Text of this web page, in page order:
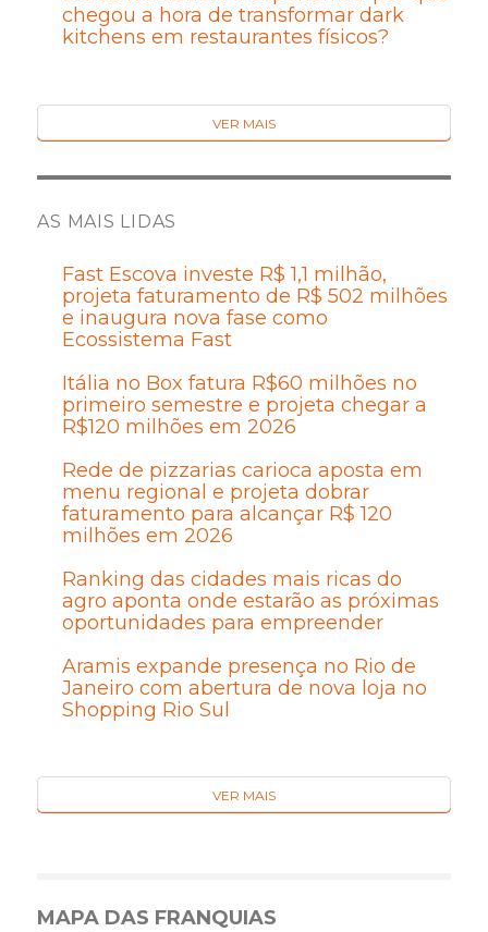
chegou a hora de transformar dark
kitchens em restaurantes físicos?
VER MAIS
AS MAIS LIDAS
Fast Escova investe R$ 1,1 milhão,
projeta faturamento de R$ 502 milhões
e inaugura nova fase como
Ecossistema Fast
Itália no Box fatura R$60 milhões no
primeiro semestre e projeta chegar a
R$120 milhões em 2026
Rede de pizzarias carioca aposta em
menu regional e projeta dobrar
faturamento para alcançar R$ 120
milhões em 2026
Ranking das cidades mais ricas do
agro aponta onde estarão as próximas
oportunidades para empreender
Aramis expande presença no Rio de
Janeiro com abertura de nova loja no
Shopping Rio Sul
VER MAIS
MAPA DAS FRANQUIAS